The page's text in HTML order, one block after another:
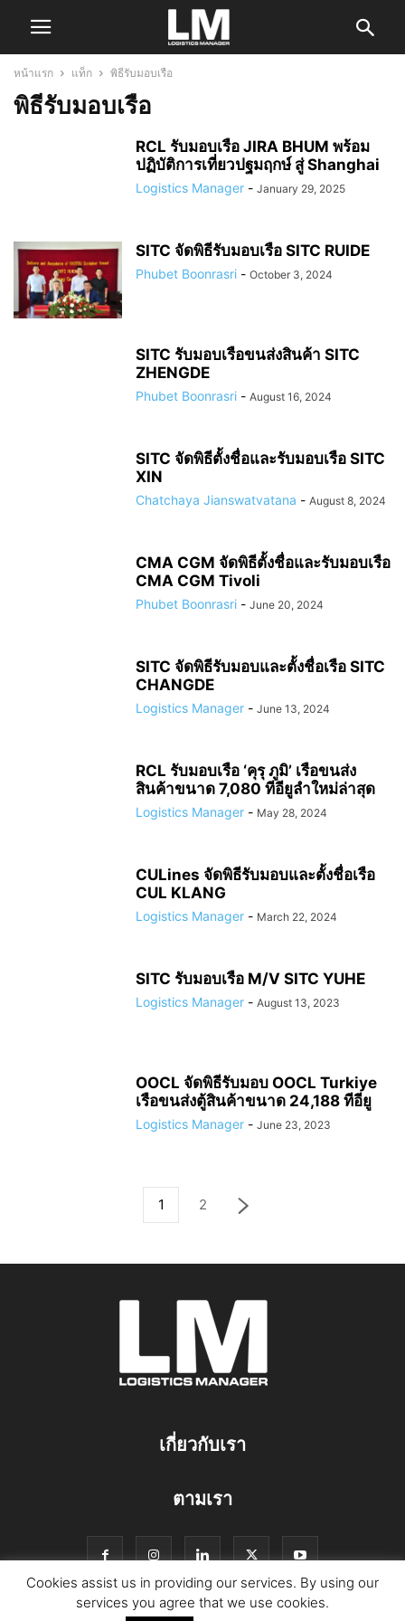
หน้าแรก แท็ก พิธีรับมอบเรือ
พิธีรับมอบเรือ
RCL รับมอบเรือ JIRA BHUM พร้อม
ปฏิบัติการเที่ยวปฐมฤกษ์ สู่ Shanghai
Logistics Manager - January 29, 2025
SITC จัดพิธีรับมอบเรือ SITC RUIDE
Phubet Boonrasri - October 3, 2024
SITC รับมอบเรือขนส่งสินค้า SITC
ZHENGDE
Phubet Boonrasri - August 16, 2024
SITC จัดพิธีตั้งชื่อและรับมอบเรือ SITC
XIN
Chatchaya Jianswatvatana - August 8, 2024
CMA CGM จัดพิธีตั้งชื่อและรับมอบเรือ
CMA CGM Tivoli
Phubet Boonrasri - June 20, 2024
SITC จัดพิธีรับมอบและตั้งชื่อเรือ SITC
CHANGDE
Logistics Manager - June 13, 2024
RCL รับมอบเรือ ‘คุรุ ภูมิ’ เรือขนส่ง
สินค้าขนาด 7,080 ทีอียูลำใหม่ล่าสุด
Logistics Manager - May 28, 2024
CULines จัดพิธีรับมอบและตั้งชื่อเรือ
CUL KLANG
Logistics Manager - March 22, 2024
SITC รับมอบเรือ M/V SITC YUHE
Logistics Manager - August 13, 2023
OOCL จัดพิธีรับมอบ OOCL Turkiye
เรือขนส่งตู้สินค้าขนาด 24,188 ทีอียู
Logistics Manager - June 23, 2023
1 2
เกี่ยวกับเรา
ตามเรา
Cookies assist us in providing our services. By using our
services you agree that we use cookies.